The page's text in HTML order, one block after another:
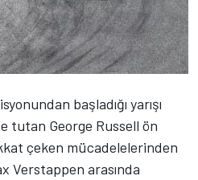
başladığı yarışı
tutan George Russell ön
çeken mücadelelerinden
Verstappen arasında